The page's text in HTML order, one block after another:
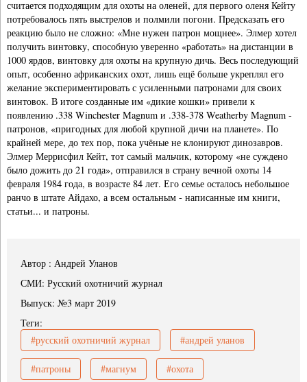
считается подходящим для охоты на оленей, для первого оленя Кейту
потребовалось пять выстрелов и полмили погони. Предсказать его
реакцию было не сложно: «Мне нужен патрон мощнее». Элмер хотел
получить винтовку, способную уверенно «работать» на дистанции в
1000 ярдов, винтовку для охоты на крупную дичь. Весь последующий
опыт, особенно африканских охот, лишь ещё больше укреплял его
желание экспериментировать с усиленными патронами для своих
винтовок. В итоге созданные им «дикие кошки» привели к
появлению .338 Winchester Magnum и .338-378 Weatherby Magnum -
патронов, «пригодных для любой крупной дичи на планете». По
крайней мере, до тех пор, пока учёные не клонируют динозавров.
Элмер Меррисфил Кейт, тот самый мальчик, которому «не суждено
было дожить до 21 года», отправился в страну вечной охоты 14
февраля 1984 года, в возрасте 84 лет. Его семье осталось небольшое
ранчо в штате Айдахо, а всем остальным - написанные им книги,
статьи... и патроны.
Автор : Андрей Уланов
СМИ: Русский охотничий журнал
Выпуск: №3 март 2019
Теги:
#русский охотничий журнал
#андрей уланов
#патроны #магнум #охота